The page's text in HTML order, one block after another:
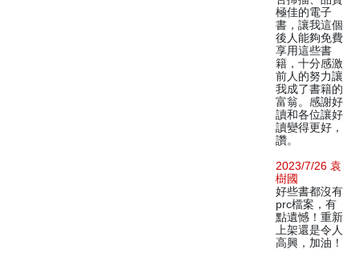
極佳的電子
書，讓我這個
後人能夠免費
享用這些書
籍，十分感激
前人的努力讓
我成了書籍的
富翁。感謝好
讀和各位讓好
讀變得更好，
讚。
2023/7/26 袁
樹國
好些書都沒有
prc檔案，有
點遺憾！重新
上架還是令人
高興，加油！